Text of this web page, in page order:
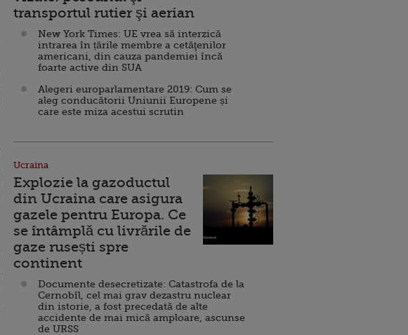
transportul rutier şi aerian
New York Times: UE vrea să interzică
intrarea în țările membre a cetăţenilor
americani, din cauza pandemiei încă
foarte active din SUA
Alegeri europarlamentare 2019: Cum se
aleg conducătorii Uniunii Europene și
care este miza acestui scrutin
Ucraina
Explozie la gazoductul
din Ucraina care asigura
gazele pentru Europa. Ce
se întâmplă cu livrările de
gaze rusești spre
continent
Documente desecretizate: Catastrofa de la
Cernobîl, cel mai grav dezastru nuclear
din istorie, a fost precedată de alte
accidente de mai mică amploare, ascunse
de URSS